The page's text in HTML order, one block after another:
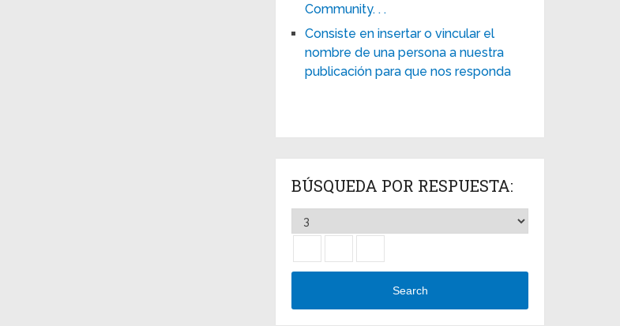
Community. . .
Consiste en insertar o vincular el
nombre de una persona a nuestra
publicación para que nos responda
BÚSQUEDA POR RESPUESTA:
Search